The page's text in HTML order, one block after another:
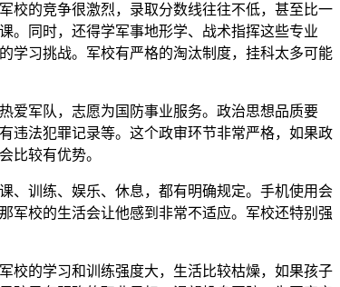
校的竞争很激烈，录取分数线往往不低，甚至比一
。同时，还得学军事地形学、战术指挥这些专业
学习挑战。军校有严格的淘汰制度，挂科太多可能
爱军队，志愿为国防事业服务。政治思想品质要
违法犯罪记录等。这个政审环节非常严格，如果政
比较有优势。
、训练、娱乐、休息，都有明确规定。手机使用会
军校的生活会让他感到非常不适应。军校还特别强
校的学习和训练强度大，生活比较枯燥，如果孩子